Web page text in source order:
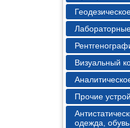
Визуальный
Прочие
одежда, обувь